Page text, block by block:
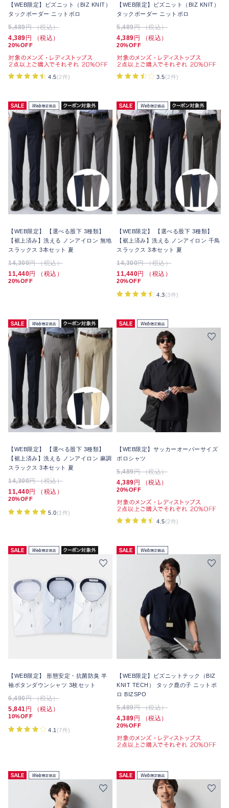
【WEB限定】ビズニット（BIZ KNIT）
タックボーダー ニットポロ
5,489円 （税込）
4,389 円 （税込）
20%OFF
4.5(2件)
【WEB限定】ビズニット（BIZ KNIT）
タックボーダー ニットポロ
5,489円 （税込）
4,389 円 （税込）
20%OFF
3.5(2件)
【WEB限定】 【選べる股下 3種類】
【裾上済み】洗える ノンアイロン 無地
スラックス 3本セット 夏
14,300円 （税込）
11,440円 （税込）
20%OFF
【WEB限定】 【選べる股下 3種類】
【裾上済み】洗える ノンアイロン 千鳥
スラックス 3本セット 夏
14,300円 （税込）
11,440円 （税込）
20%OFF
4.3(3件)
【WEB限定】 【選べる股下 3種類】
【裾上済み】洗える ノンアイロン 麻調
スラックス 3本セット 夏
14,300円 （税込）
11,440円 （税込）
20%OFF
5.0(1件)
【WEB限定】サッカーオーバーサイズ
ポロシャツ
5,489円 （税込）
4,389円 （税込）
20%OFF
4.5(2件)
【WEB限定】 形態安定・抗菌防臭 半
袖ボタンダウンシャツ 3枚セット
6,490円 （税込）
5,841 円 （税込）
10%OFF
4.1 (7件)
【WEB限定】ビズニットテック（BIZ
KNIT TECH） タック鹿の子 ニットポ
ロ BIZSPO
5,489円 （税込）
4,389円 （税込）
20%OFF